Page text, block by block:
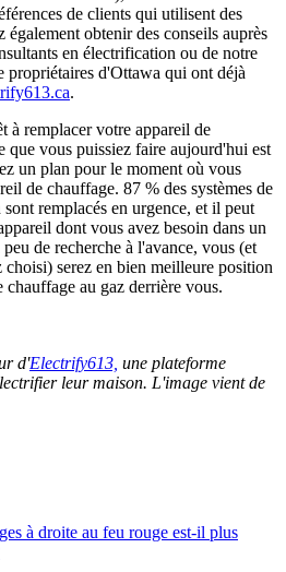
de clients qui utilisent des
obtenir des conseils auprès
en électrification ou de notre
propriétaires d'Ottawa qui ont déjà
.
à remplacer votre appareil de
que vous puissiez faire aujourd'hui est
un plan pour le moment où vous
de chauffage. 87 % des systèmes de
remplacés en urgence, et il peut
dont vous avez besoin dans un
de recherche à l'avance, vous (et
serez en bien meilleure position
au gaz derrière vous.
d'Electrify613, une plateforme
leur maison. L'image vient de